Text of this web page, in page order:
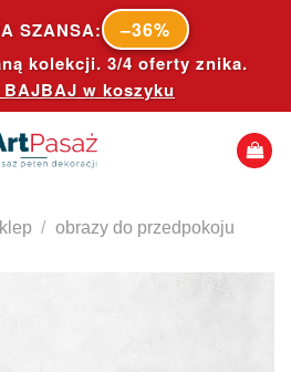
SZANSA: –36%
kolekcji. 3/4 oferty znika.
BAJBAJ w koszyku
/ obrazy do przedpokoju